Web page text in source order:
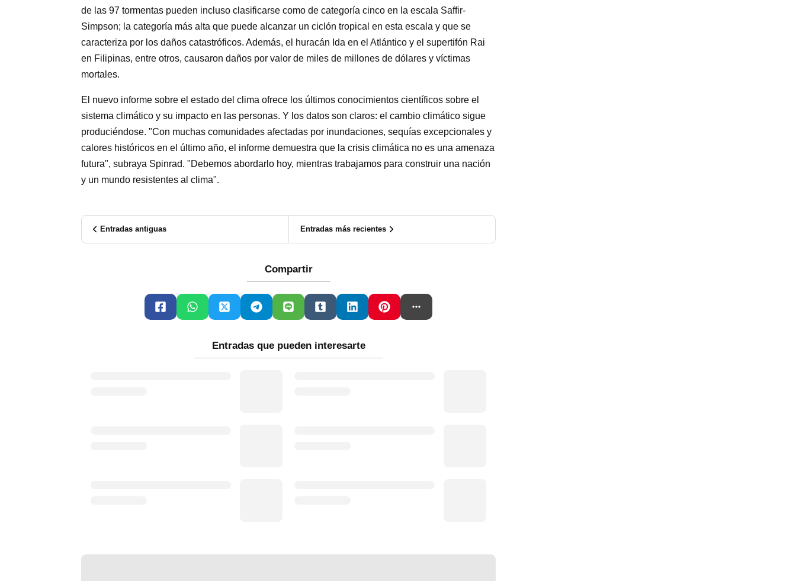
de las 97 tormentas pueden incluso clasificarse como de categoría cinco en la escala Saffir-
Simpson; la categoría más alta que puede alcanzar un ciclón tropical en esta escala y que se
caracteriza por los daños catastróficos. Además, el huracán Ida en el Atlántico y el supertifón Rai
en Filipinas, entre otros, causaron daños por valor de miles de millones de dólares y víctimas
mortales.
El nuevo informe sobre el estado del clima ofrece los últimos conocimientos científicos sobre el
sistema climático y su impacto en las personas. Y los datos son claros: el cambio climático sigue
produciéndose. "Con muchas comunidades afectadas por inundaciones, sequías excepcionales y
calores históricos en el último año, el informe demuestra que la crisis climática no es una amenaza
futura", subraya Spinrad. "Debemos abordarlo hoy, mientras trabajamos para construir una nación
y un mundo resistentes al clima".
Entradas antiguas Entradas más recientes
Compartir
Entradas que pueden interesarte